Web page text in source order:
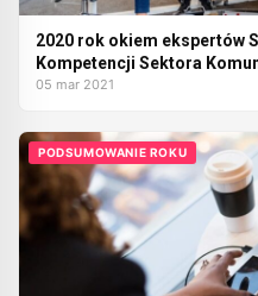
2020 rok okiem ekspertów
Kompetencji Sektora
05 mar 2021
PODSUMOWANIE ROKU